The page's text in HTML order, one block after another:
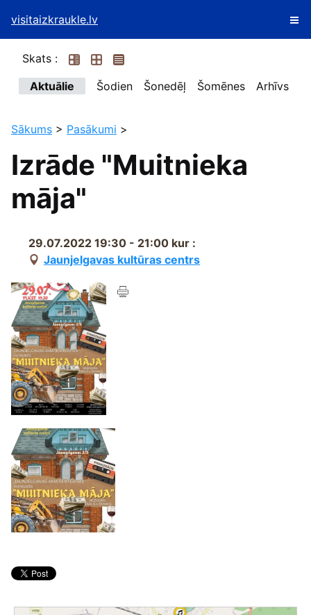
visitaizkraukle.lv
Skats :
Aktuālie
Šodien Šonedēļ Šomēnes Arhīvs
Sākums > Pasākumi >
Izrāde "Muitnieka
māja"
29.07.2022 19:30 - 21:00 kur :
Jaunjelgavas kultūras centrs